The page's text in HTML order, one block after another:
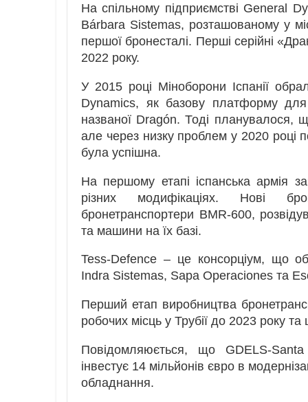
На спільному підприємстві General
Bárbara Sistemas, розташованому у
першої бронесталі. Перші серійні
2022 року.
У 2015 році Міноборони Іспанії
Dynamics, як базову платформу для
названої Dragón. Тоді планувалося,
але через низку проблем у 2020 році
була успішна.
На першому етапі іспанська армія
різних модифікаціях. Нові
бронетранспортери BMR-600,
та машини на їх базі.
Tess-Defence – це консорціум, що
Indra Sistemas, Sapa Operaciones та
Перший етап виробництва
робочих місць у Трубії до 2023 року
Повідомляюється, що GDELS-
інвестує 14 мільйонів євро в
обладнання.